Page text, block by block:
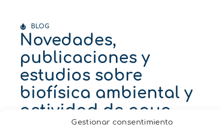
Gestionar consentimiento
BLOG
Novedades,
publicaciones y
estudios sobre
biofísica ambiental y
actividad de agua